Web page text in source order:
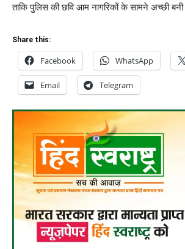
ताकि पुलिस की छवि आम नागरिकों के सामने अच्छी
Share this:
Facebook WhatsApp
Email Telegram